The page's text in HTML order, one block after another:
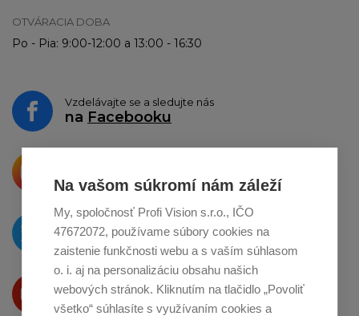
OTVÁRACIA DOBA
Po - Pia: 9:00-12:00 a 13:00 - 16:30
Vzdelávajte se a sledujte nás
na Facebooku
o zdieľanie naInstagrame
O novinkách píšeme
naTwitteri
Produkty Vám predstavujeme
na Youtube
Na vašom súkromí nám záleží
My, spoločnosť Profi Vision s.r.o., IČO
47672072, používame súbory cookies na
zaistenie funkčnosti webu a s vaším súhlasom
o. i. aj na personalizáciu obsahu našich
webových stránok. Kliknutím na tlačidlo „Povoliť
všetko“ súhlasíte s využívaním cookies a